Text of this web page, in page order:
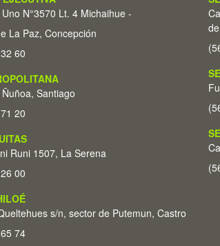
N°3570 Lt. 4 Michaihue -
La Paz, Concepción
60
Santiago
20
Runi 1507, La Serena
00
s/n, sector de Putemun, Castro
74